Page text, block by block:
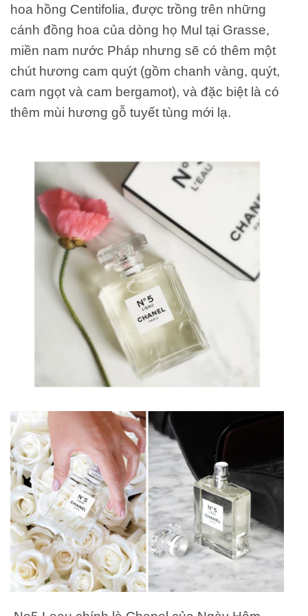
hoa hồng Centifolia, được trồng trên những
cánh đồng hoa của dòng họ Mul tại Grasse,
miền nam nước Pháp nhưng sẽ có thêm một
chút hương cam quýt (gồm chanh vàng, quýt,
cam ngọt và cam bergamot), và đặc biệt là có
thêm mùi hương gỗ tuyết tùng mới lạ.